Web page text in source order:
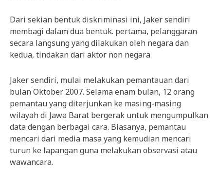
Dari sekian bentuk diskriminasi ini, Jaker sendiri
membagi dalam dua bentuk. pertama, pelanggaran
secara langsung yang dilakukan oleh negara dan
kedua, tindakan dari aktor non negara
Jaker sendiri, mulai melakukan pemantauan dari
bulan Oktober 2007. Selama enam bulan, 12 orang
pemantau yang diterjunkan ke masing-masing
wilayah di Jawa Barat bergerak untuk mengumpulkan
data dengan berbagai cara. Biasanya, pemantau
mencari dari media masa yang kemudian mencari
turun ke lapangan guna melakukan observasi atau
wawancara.